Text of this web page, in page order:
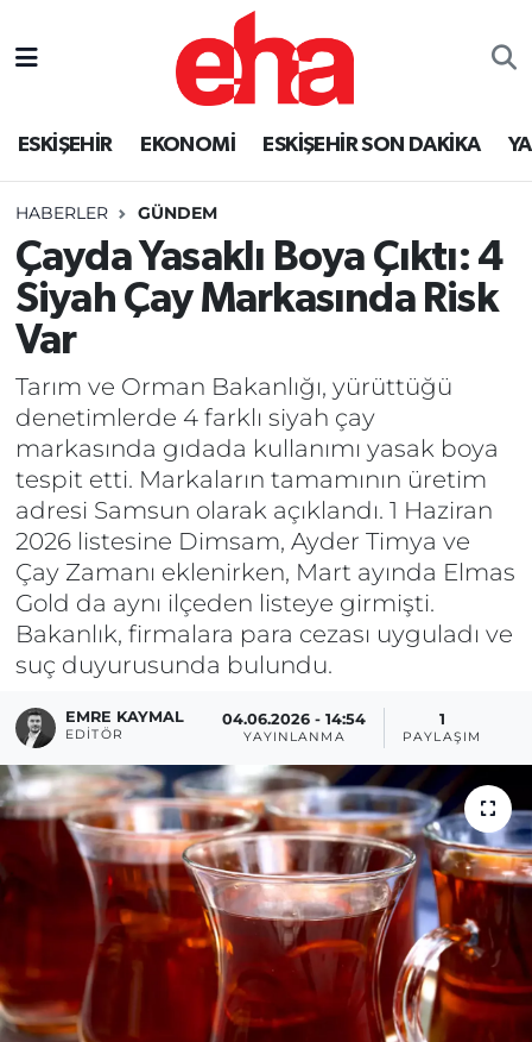
ESKİŞEHİR EKONOMİ ESKİŞEHİR SON DAKİKA
HABERLER GÜNDEM
Çayda Yasaklı Boya Çıktı: 4
Siyah Çay Markasında Risk
Var
Tarım ve Orman Bakanlığı, yürüttüğü
denetimlerde 4 farklı siyah çay
markasında gıdada kullanımı yasak boya
tespit etti. Markaların tamamının üretim
adresi Samsun olarak açıklandı. 1 Haziran
2026 listesine Dimsam, Ayder Timya ve
Çay Zamanı eklenirken, Mart ayında Elmas
Gold da aynı ilçeden listeye girmişti.
Bakanlık, firmalara para cezası uyguladı ve
suç duyurusunda bulundu.
EMRE KAYMAL
EDITÖR
04.06.2026 - 14:54
YAYINLANMA
1
PAYLAŞIM